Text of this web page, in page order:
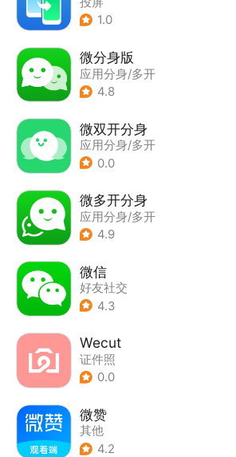
1.0
微分身版
应用分身/多开
4.8
微双开分身
应用分身/多开
0.0
微多开分身
应用分身/多开
4.9
微信
好友社交
4.3
Wecut
证件照
0.0
微赞
其他
4.2